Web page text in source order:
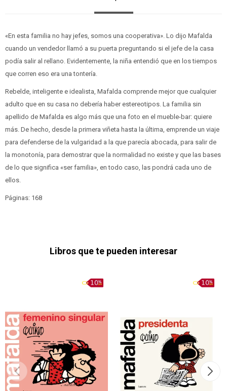
«En esta familia no hay jefes, somos una cooperativa». Lo dijo Mafalda
cuando un vendedor llamó a su puerta preguntando si el jefe de la casa
podía salir al rellano. Evidentemente, la niña entendió que en los tiempos
que corren eso era una tontería.
Rebelde, inteligente e idealista, Mafalda comprende mejor que cualquier
adulto que en su casa no debería haber estereotipos. La familia sin
apellido de Mafalda es algo más que una foto en el mueble-bar: quiere
más. De hecho, desde la primera viñeta hasta la última, emprende un viaje
para defenderse de la vulgaridad a la que parecía abocada, para salir de
la monotonía, para demostrar que la normalidad no existe y que las bases
de lo que significa «ser familia», en todo caso, las pondrá cada uno de
ellos.
Páginas: 168
Libros que te pueden interesar